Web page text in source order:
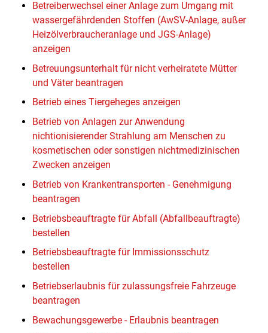
Betreiberwechsel einer Anlage zum Umgang mit
wassergefährdenden Stoffen (AwSV-Anlage, außer
Heizölverbraucheranlage und JGS-Anlage)
anzeigen
Betreuungsunterhalt für nicht verheiratete Mütter
und Väter beantragen
Betrieb eines Tiergeheges anzeigen
Betrieb von Anlagen zur Anwendung
nichtionisierender Strahlung am Menschen zu
kosmetischen oder sonstigen nichtmedizinischen
Zwecken anzeigen
Betrieb von Krankentransporten - Genehmigung
beantragen
Betriebsbeauftragte für Abfall (Abfallbeauftragte)
bestellen
Betriebsbeauftragte für Immissionsschutz
bestellen
Betriebserlaubnis für zulassungsfreie Fahrzeuge
beantragen
Bewachungsgewerbe - Erlaubnis beantragen